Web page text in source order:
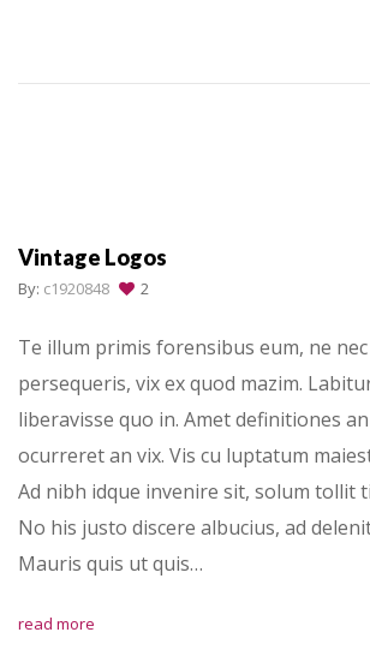
Vintage Logos
By: c1920848 2
Te illum primis forensibus eum, ne
persequeris, vix ex quod mazim.
liberavisse quo in. Amet definitiones
ocurreret an vix. Vis cu luptatum
Ad nibh idque invenire sit, solum tollit
No his justo discere albucius, ad
Mauris quis ut quis…
read more